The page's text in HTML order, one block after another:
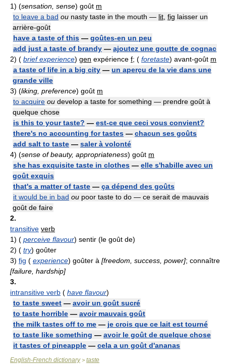
1) (sensation, sense) goût m
to leave a bad ou nasty taste in the mouth — lit fig laisser un
arrière-goût
have a taste of this — goûtes-en un peu
add just a taste of brandy — ajoutez une goutte de cognac
2) ( brief experience) gen expérience f; ( foretaste) avant-goût m
a taste of life in a big city — un aperçu de la vie dans une
grande ville
3) (liking, preference) goût m
to acquire ou develop a taste for something — prendre goût à
quelque chose
is this to your taste? — est-ce que ceci vous convient?
there's no accounting for tastes — chacun ses goûts
add salt to taste — saler à volonté
4) (sense of beauty, appropriateness) goût m
she has exquisite taste in clothes — elle s'habille avec un
goût exquis
that's a matter of taste — ça dépend des goûts
it would be in bad ou poor taste to do — ce serait de mauvais
goût de faire
2.
transitive verb
1) ( perceive flavour) sentir (le goût de)
2) ( try) goûter
3) fig ( experience) goûter à [freedom, success, power]; connaître
[failure, hardship]
3.
intransitive verb ( have flavour)
to taste sweet — avoir un goût sucré
to taste horrible — avoir mauvais goût
the milk tastes off to me — je crois que ce lait est tourné
to taste like something — avoir le goût de quelque chose
it tastes of pineapple — cela a un goût d'ananas
English-French dictionary> taste